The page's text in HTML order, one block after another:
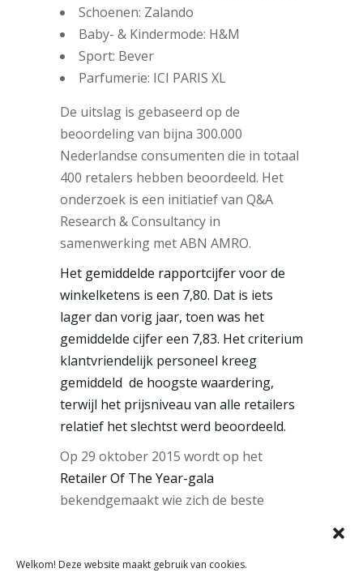
Welkom! Deze website maakt gebruik van cookies.
Schoenen: Zalando
Baby- & Kindermode: H&M
Sport: Bever
Parfumerie: ICI PARIS XL
De uitslag is gebaseerd op de
beoordeling van bijna 300.000
Nederlandse consumenten die in totaal
400 retalers hebben beoordeeld. Het
onderzoek is een initiatief van Q&A
Research & Consultancy in
samenwerking met ABN AMRO.
Het gemiddelde rapportcijfervoor de
winkelketens is een 7,80. Dat is iets
lager dan vorig jaar, toen was het
gemiddelde cijfer een 7,83. Het criterium
klantvriendelijk personeel kreeg
gemiddeld de hoogste waardering,
terwijl het prijsniveau van alle retailers
relatief het slechtst werd beoordeeld.
Op 29 oktober 2015 wordt op het
Retailer Of The Year-gala
bekendgemaakt wie zich de beste